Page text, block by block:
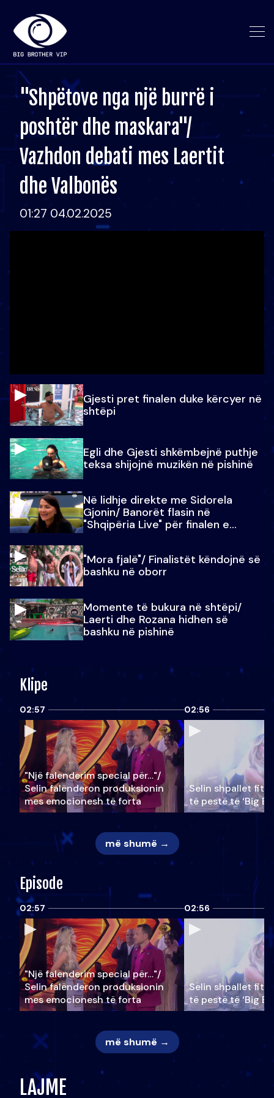
"Shpëtove nga një burrë i
poshtër dhe maskara"/
Vazhdon debati mes Laertit
dhe Valbonës
01:27 04.02.2025
Gjesti pret finalen duke kërcyer në
shtëpi
Egli dhe Gjesti shkëmbejnë puthje
teksa shijojnë muzikën në pishinë
Në lidhje direkte me Sidorela
Gjonin/ Banorët flasin në
"Shqipëria Live" për finalen e
"Mora fjalë"/ Finalistët këndojnë së
bashku në oborr
Momente të bukura në shtëpi/
Laerti dhe Rozana hidhen së
bashku në pishinë
Klipe
02:57
"Një falenderim special për…"/
Selin falënderon produksionin
mes emocionesh të forta
02:56
Selin shpallet
të pestë të ‘Big
më shumë →
Episode
02:57
"Një falenderim special për…"/
Selin falënderon produksionin
mes emocionesh të forta
02:56
Selin shpallet
të pestë të ‘Big
më shumë →
LAJME